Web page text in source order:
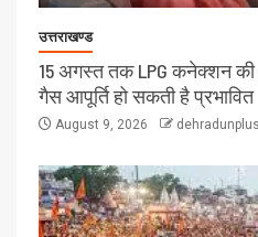
उत्तराखण्ड
15 अगस्त तक LPG कनेक्शन की
गैस आपूर्ति हो सकती है प्रभावित
August 9, 2026 dehradunplus